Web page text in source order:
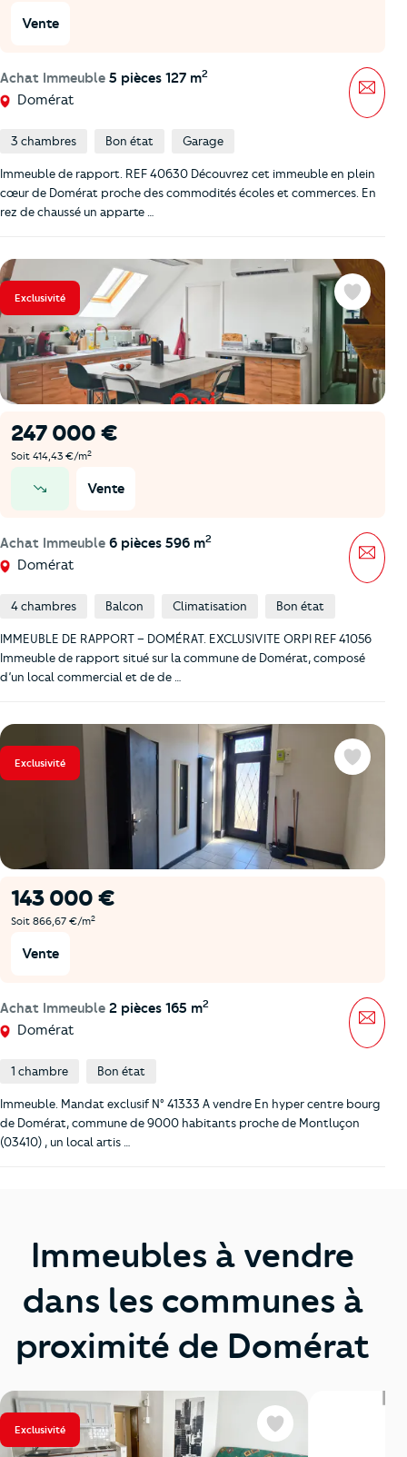
Vente
Achat Immeuble 5 pièces 127 m2
Domérat
3 chambres Bon état Garage
Immeuble de rapport. REF 40630 Découvrez cet immeuble en plein
cœur de Domérat proche des commodités écoles et commerces. En
rez de chaussé un apparte …
Exclusivité
247 000 €
Soit 414,43 €/m2
Vente
Achat Immeuble 6 pièces 596 m2
Domérat
Favoris
4 chambres Balcon Climatisation Bon état
IMMEUBLE DE RAPPORT – DOMÉRAT. EXCLUSIVITE ORPI REF 41056
Immeuble de rapport situé sur la commune de Domérat, composé
d’un local commercial et de de …
Exclusivité
143 000 €
Soit 866,67 €/m2
Vente
Achat Immeuble 2 pièces 165 m2
Domérat
Favoris
1 chambre Bon état
Immeuble. Mandat exclusif N° 41333 A vendre En hyper centre bourg
de Domérat, commune de 9000 habitants proche de Montluçon
(03410) , un local artis …
Immeubles à vendre
dans les communes à
proximité de Domérat
Exclusivité Favoris